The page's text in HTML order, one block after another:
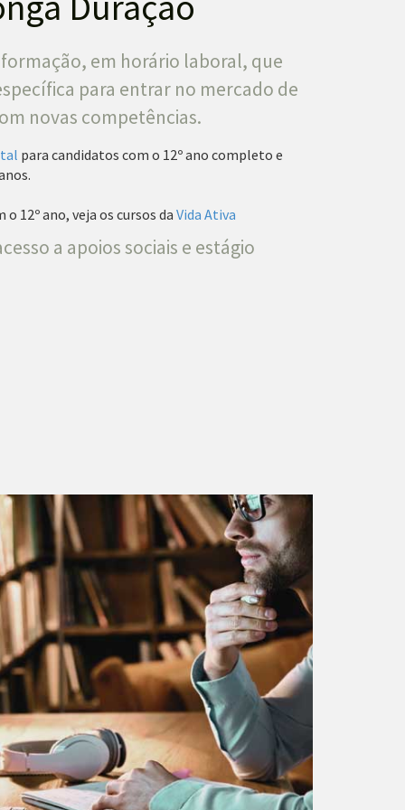
em horário laboral, que
para entrar no mercado de
novas competências.
para candidatos com o 12º ano completo e
12º ano, veja os cursos da Vida Ativa
a apoios sociais e estágio